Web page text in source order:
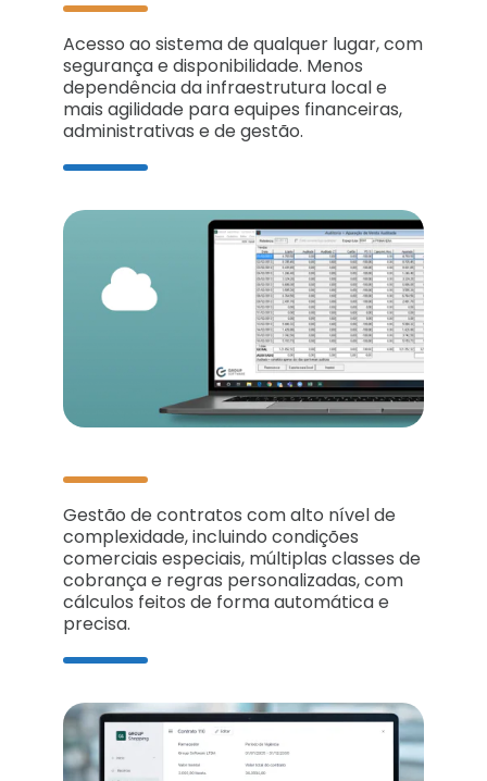
Acesso ao sistema de qualquer lugar, com
segurança e disponibilidade. Menos
dependência da infraestrutura local e
mais agilidade para equipes financeiras,
administrativas e de gestão.
Gestão de contratos com alto nível de
complexidade, incluindo condições
comerciais especiais, múltiplas classes de
cobrança e regras personalizadas, com
cálculos feitos de forma automática e
precisa.